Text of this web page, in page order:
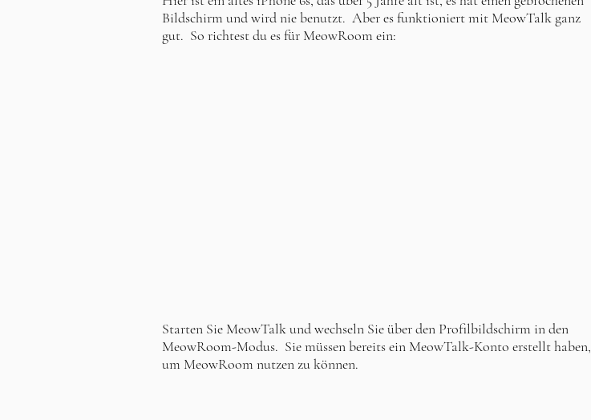
Bildschirm und wird nie benutzt. Aber es funktioniert mit MeowTalk ganz
gut. So richtest du es für MeowRoom ein:
Starten Sie MeowTalk und wechseln Sie über den Profilbildschirm in den
MeowRoom-Modus. Sie müssen bereits ein MeowTalk-Konto erstellt haben,
um MeowRoom nutzen zu können.